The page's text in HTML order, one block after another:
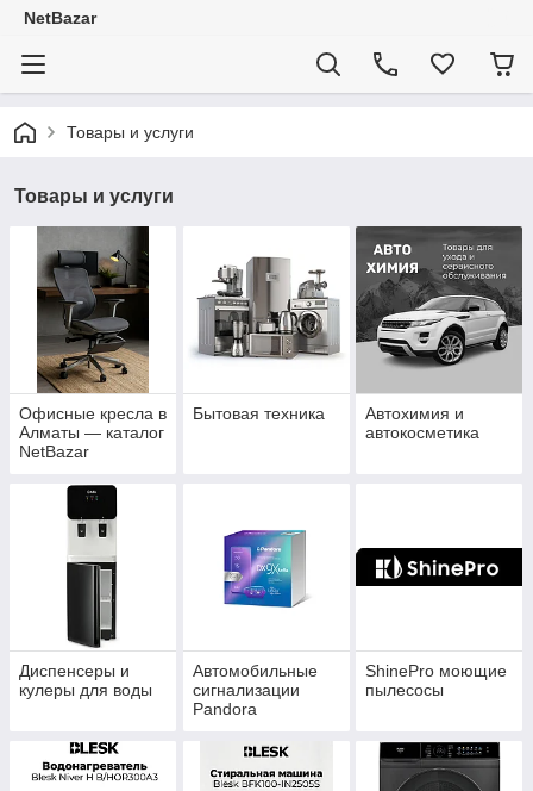
NetBazar
Товары и услуги
Товары и услуги
Офисные кресла в
Алматы — каталог
NetBazar
Бытовая техника
Автохимия и
автокосметика
Диспенсеры и
кулеры для воды
Автомобильные
сигнализации
Pandora
ShinePro моющие
пылесосы